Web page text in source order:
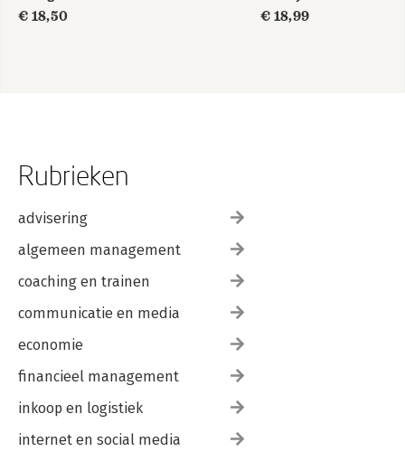
€ 18,50
€ 18,99
Rubrieken
advisering
algemeen management
coaching en trainen
communicatie en media
economie
financieel management
inkoop en logistiek
internet en social media